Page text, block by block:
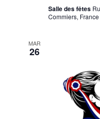
Salle des fêtes
Commiers, France
MAR
26